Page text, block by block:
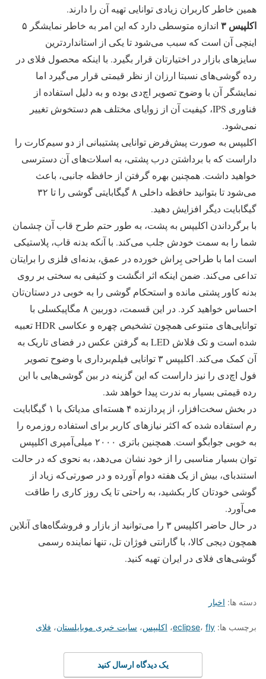
همین خاطر کاربران زیادی توانایی تهیه آن را دارند.
اکلپیس ۳
اندازه متوسطی دارد که این امر به خاطر نمایشگر ۵
اینچی آن است که سبب می‌شود تا یکی از استانداردترین
سایزهای بازار در اختیارتان قرار بگیرد. با اینکه محصول فلای در
رده گوشی‌های نسبتا ارزان از نظر قیمتی قرار می‌گیرد اما
نمایشگر آن با وضوح تصویر اچ‌دی بوده و به دلیل استفاده از
فناوری IPS، کیفیت آن از زوایای مختلف هم دستخوش تغییر
نمی‌شود.
اکلیپس به صورت پیش‌فرض توانایی پشتیبانی از دو سیم‌کارت را
داراست که با برداشتن درب پشتی، به اسلات‌های آن دسترسی
خواهید داشت. همچنین بهره گرفتن از حافظه جانبی، باعث
می‌شود تا بتوانید حافظه داخلی ۸ گیگابایتی گوشی را تا ۳۲
گیگابایت دیگر افزایش دهید.
با برگرداندن اکلیپس به پشت، به طور حتم طرح قاب آن چشمان
شما را به سمت خودش جلب می‌کند. با آنکه بدنه قاب، پلاستیکی
است اما با طراحی بِراش خورده در عمق، بدنه‌ای فلزی را برایتان
تداعی می‌کند. ضمن اینکه اثر انگشت و کثیفی به سختی بر روی
بدنه کاور پشتی مانده و استحکام گوشی را به خوبی در دستان‌تان
احساس خواهید کرد. در این قسمت، دوربین ۸ مگاپیکسلی با
توانایی‌های متنوعی همچون تشخیص چهره و عکاسی HDR تعبیه
شده است و تک فلاش LED به گرفتن عکس در فضای تاریک به
آن کمک می‌کند. اکلیپس ۳ توانایی فیلم‌برداری با وضوح تصویر
فول اچ‌دی را نیز داراست که این گزینه در بین گوشی‌هایی با این
رده قیمتی بسیار به ندرت پیدا خواهد شد.
در بخش سخت‌افزار، از پردازنده ۴ هسته‌ای مدیاتک با ۱ گیگابایت
رم استفاده شده که اکثر نیازهای کاربر برای استفاده روزمره را
به خوبی جوابگو است. همچنین باتری ۲۰۰۰ میلی‌آمپری اکلیپس
توان بسیار مناسبی را از خود نشان می‌دهد، به نحوی که در حالت
استندبای، بیش از یک هفته دوام آورده و در صورتی‌که زیاد از
گوشی خودتان کار بکشید، به راحتی تا یک روز کاری را طاقت
می‌آورد.
در حال حاضر اکلپیس ۳ را می‌توانید از بازار و فروشگاه‌های آنلاین
همچون دیجی کالا، با گارانتی فوژان تل، تنها نماینده رسمی
گوشی‌های فلای در ایران تهیه کنید.
دسته ها: اخبار
برچسب ها: eclipse، fly ، اکلیپس، سایت خبری موبایلستان، فلای
یک دیدگاه ارسال کنید